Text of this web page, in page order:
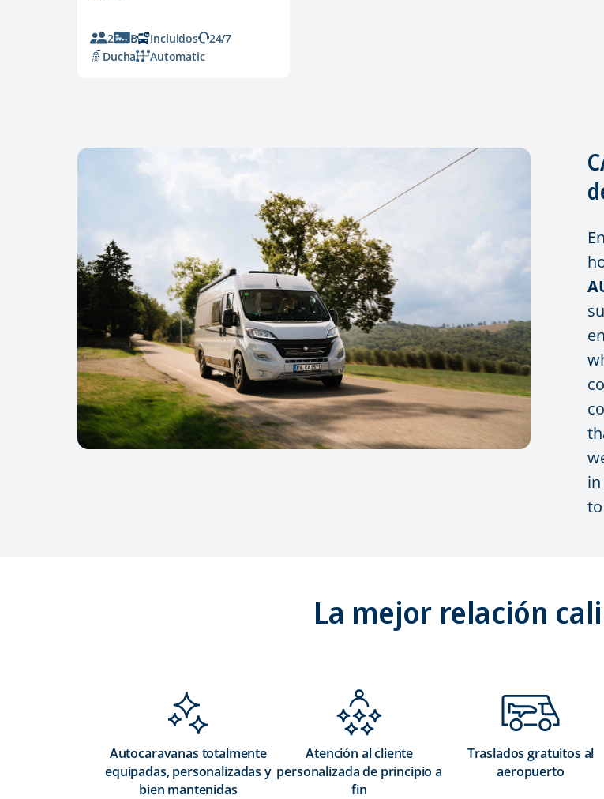
2 B Incluidos
24/7
Ducha
Automatic
La mejor relación
Autocaravanas totalmente
equipadas, personalizadas y
bien mantenidas
Atención al cliente
personalizada de principio a
fin
Traslados gratuitos al
aeropuerto